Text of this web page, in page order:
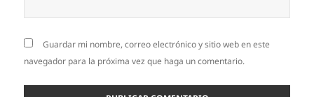
Guardar mi nombre, correo electrónico y sitio web en este
navegador para la próxima vez que haga un comentario.